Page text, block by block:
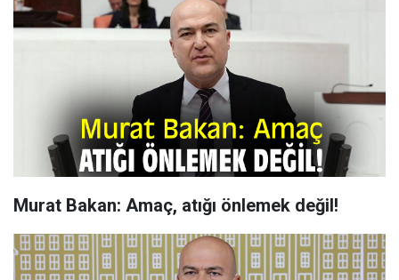
Murat Bakan: Amaç, atığı önlemek değil!